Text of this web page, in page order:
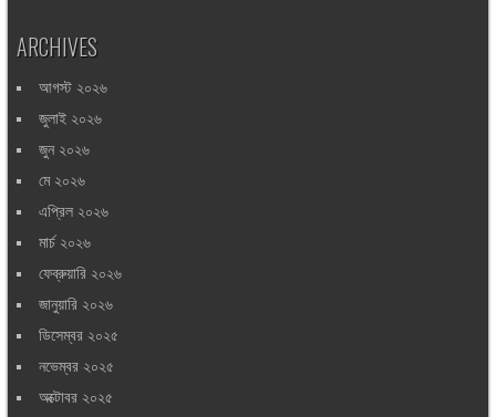
ARCHIVES
আগস্ট ২০২৬
জুলাই ২০২৬
জুন ২০২৬
মে ২০২৬
এপ্রিল ২০২৬
মার্চ ২০২৬
ফেব্রুয়ারি ২০২৬
জানুয়ারি ২০২৬
ডিসেম্বর ২০২৫
নভেম্বর ২০২৫
অক্টোবর ২০২৫